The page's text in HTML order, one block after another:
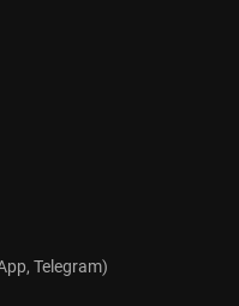
Telegram)